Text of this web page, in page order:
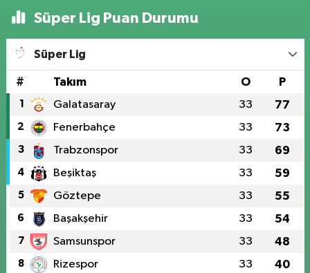
Süper Lig Puan Durumu
Süper Lig
# Takım O P
1 Galatasaray 33 77
2 Fenerbahçe 33 73
3 Trabzonspor 33 69
4 Beşiktaş 33 59
5 Göztepe 33 55
6 Başakşehir 33 54
7 Samsunspor 33 48
8 Rizespor 33 40